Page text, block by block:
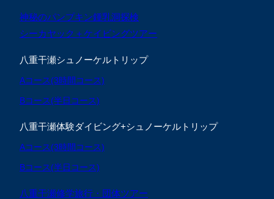
神秘のパンプキン鍾乳洞探検
シーカヤック＋ケイビングツアー
八重干瀬シュノーケルトリップ
Aコース(3時間コース)
Bコース(半日コース)
八重干瀬体験ダイビング+シュノーケルトリップ
Aコース(3時間コース)
Bコース(半日コース)
八重干瀬修学旅行・団体ツアー